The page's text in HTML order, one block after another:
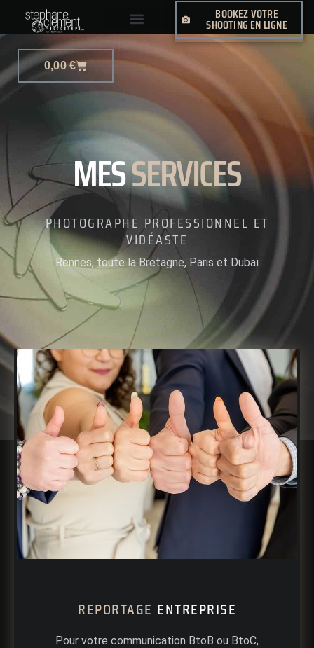
BOOKEZ VOTRE
SHOOTING EN LIGNE
0,00€
MESSERVICES
PHOTOGRAPHE PROFESSIONNEL ET
VIDÉASTE
Rennes, toute la Bretagne, Paris et Dubaï
REPORTAGE ENTREPRISE
Pour votre communication BtoB ou BtoC,